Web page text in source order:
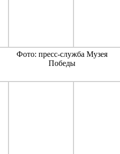
Фото: пресс-служба Музея
Победы